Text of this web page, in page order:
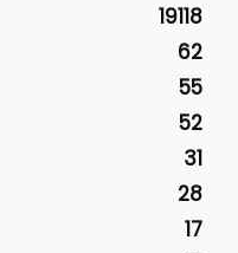
19118
62
55
52
31
28
17